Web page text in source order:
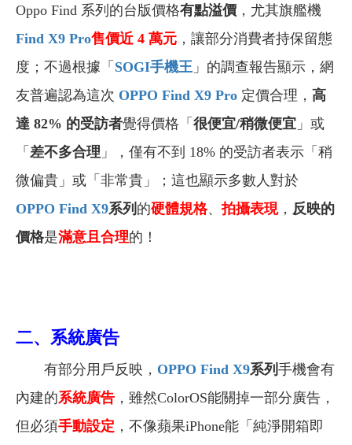
Oppo Find 系列的台版價格有點溢價 ，尤其旗艦機
Find X9 Pro售價近 4 萬元 ，讓部分消費者持保留態
度；不過根據「 SOGI手機王 」的調查報告顯示，網
友普遍認為這次 OPPO Find X9 Pro 定價合理， 高
達 82% 的受訪者覺得價格「 很便宜/稍微便宜 」或
「 差不多合理 」，僅有不到 18% 的受訪者表示「稍
微偏貴」或「非常貴」；這也顯示多數人對於
OPPO Find X9系列 的硬體規格、拍攝表現， 反映的
價格是滿意且合理的！
二、 系統廣告
有部分用戶反映， OPPO Find X9系列 手機會有
內建的系統廣告 ，雖然ColorOS能關掉一部分廣告，
但必須手動設定 ，不像蘋果iPhone能「純淨開箱即